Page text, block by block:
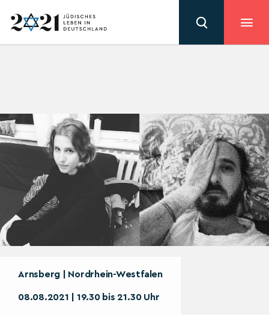
Arnsberg | Nordrhein-Westfalen
08.08.2021 | 19.30 bis 21.30 Uhr